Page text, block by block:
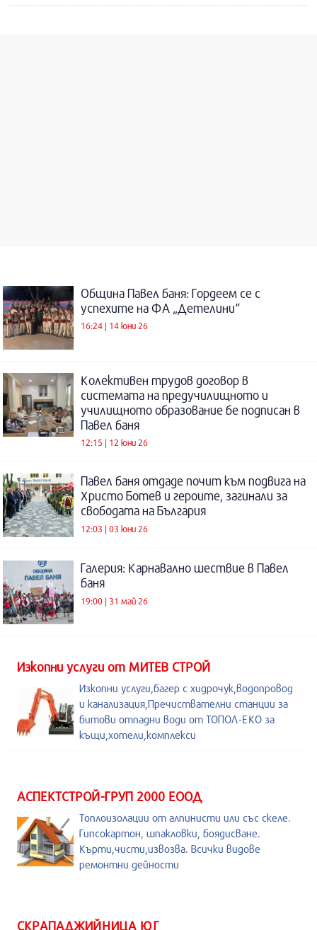
Община Павел баня: Гордеем се с
успехите на ФА „Детелини“
16:24 | 14 юни 26
Колективен трудов договор в
системата на предучилищното и
училищното образование бе подписан в
Павел баня
12:15 | 12 юни 26
Павел баня отдаде почит към подвига на
Христо Ботев и героите, загинали за
свободата на България
12:03 | 03 юни 26
Галерия: Карнавално шествие в Павел
баня
19:00 | 31 май 26
Изкопни услуги от МИТЕВ СТРОЙ
Изкопни услуги,багер с хидрочук,водопровод
и канализация,Пречиствателни станции за
битови отпадни води от ТОПОЛ-ЕКО за
къщи,хотели,комплекси
АСПЕКТСТРОЙ-ГРУП 2000 ЕООД
Топлоизолации от алпинисти или със скеле.
Гипсокартон, шпакловки, боядисване.
Кърти,чисти,извозва. Всички видове
ремонтни дейности
СКРАПАДЖИЙНИЦА ЮГ